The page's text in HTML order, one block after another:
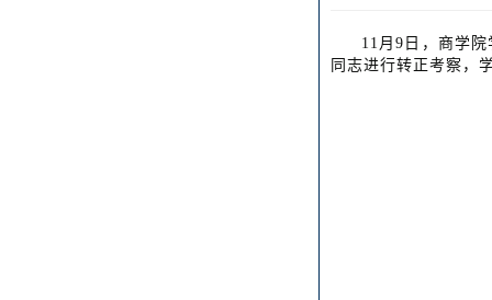
11月9日，商学
同志进行转正考察，